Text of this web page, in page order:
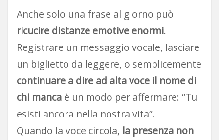
Anche solo una frase al giorno può
ricucire distanze emotive enormi.
Registrare un messaggio vocale, lasciare
un biglietto da leggere, o semplicemente
continuare a dire ad alta voce il nome di
chi mancaè un modo per affermare: “Tu
esisti ancora nella nostra vita”.
Quando la voce circola, la presenza non